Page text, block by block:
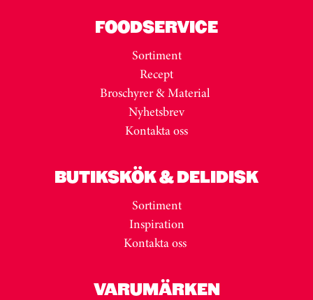
FOODSERVICE
Sortiment
Recept
Broschyrer & Material
Nyhetsbrev
Kontakta oss
BUTIKSKÖK & DELIDISK
Sortiment
Inspiration
Kontakta oss
VARUMÄRKEN